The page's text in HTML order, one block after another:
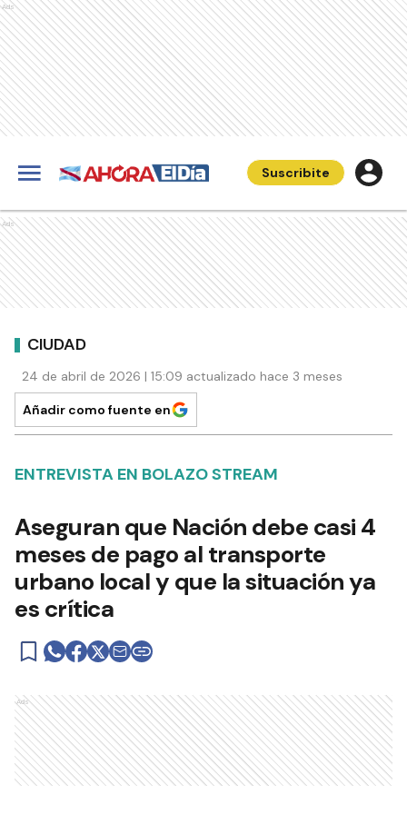
Ads
Suscribite
Ads
CIUDAD
24 de abril de 2026 | 15:09 actualizado hace 3 meses
Añadir como fuente en
ENTREVISTA EN BOLAZO STREAM
Aseguran que Nación debe casi 4
meses de pago al transporte
urbano local y que la situación ya
es crítica
Ads